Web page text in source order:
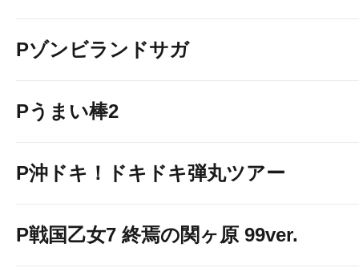
Pゾンビランドサガ
Pうまい棒2
P沖ドキ！ドキドキ弾丸ツアー
P戦国乙女7 終焉の関ヶ原 99ver.